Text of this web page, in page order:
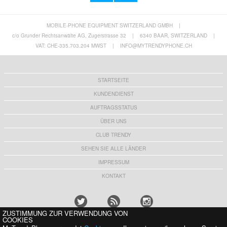
Samsung Galaxy S25 Smart Clear View Flip
Hülle mit Kartenschlitz - Schwarz
Samsung EP-DG950CBE USB Typ-C Kabel -
1.1m - Schwarz
6,10 CHF
MOBILE-PHONE EQUIPMENT SWITZERLAND GMBH
|
c/o Grunder Rechtsanwälte AG, Zugerstrasse 32
| 6340 BAAR, SWITZERLAND
|
VAT: CHE-335.703.204 MWST
| INFO@MYTRENDYPHONE.CH
STARTSEITE
KUNDENDIENST
AUFTRAGSSTATUS
ÜBER UNS
CLUB TRENDY
SEHEN SIE ALLE LÄNDER
IMPRESSUM
KONTAKT
ZUSTIMMUNG ZUR VERWENDUNG VON
COOKIES